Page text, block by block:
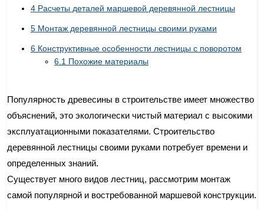
4 Расчеты деталей маршевой деревянной лестницы
5 Монтаж деревянной лестницы своими руками
6 Конструктивные особенности лестницы с поворотом
6.1 Похожие материалы
Популярность древесины в строительстве имеет множество
объяснений, это экологически чистый материал с высокими
эксплуатационными показателями. Строительство
деревянной лестницы своими руками потребует времени и
определенных знаний.
Существует много видов лестниц, рассмотрим монтаж
самой популярной и востребованной маршевой конструкции.